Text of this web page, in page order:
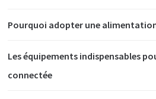
Pourquoi adopter une
Les équipements indispensables
connectée